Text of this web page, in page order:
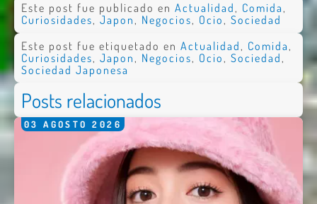
Este post fue publicado en Actualidad, Comida,
Curiosidades, Japon, Negocios, Ocio, Sociedad
Este post fue etiquetado en Actualidad , Comida ,
Curiosidades, Japon , Negocios, Ocio , Sociedad ,
Sociedad Japonesa
Posts relacionados
03 AGOSTO 2026